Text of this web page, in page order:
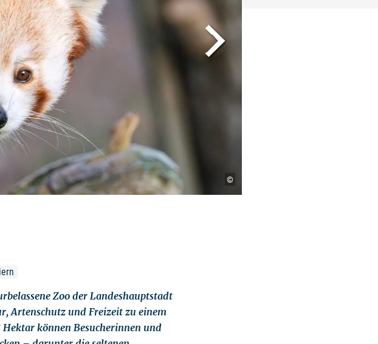
©
Zoo der Landeshauptstadt
Artenschutz und Freizeit zu einem
können Besucherinnen und